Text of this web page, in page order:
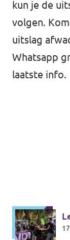
kun je de
volgen.
uitslag
Whatsapp
laatste info.